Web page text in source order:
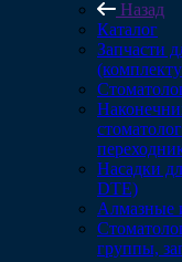
Назад
Каталог
Запчасти
Насадки
DTE)
Алмазные
группы,